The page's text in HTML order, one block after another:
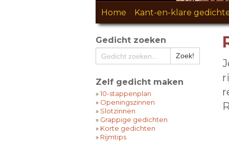
Home Kant-en-klare
Gedicht zoeken
Zelf gedicht maken
»10-stappenplan
» Openingszinnen
» Slotzinnen
» Grappige gedichten
» Korte gedichten
» Rijmtips